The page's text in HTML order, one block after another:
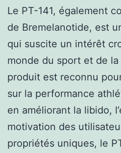
Le PT-141, également
de Bremelanotide, est
qui suscite un intérêt
monde du sport et de
produit est reconnu
sur la performance
en améliorant la libido,
motivation des
propriétés uniques, le